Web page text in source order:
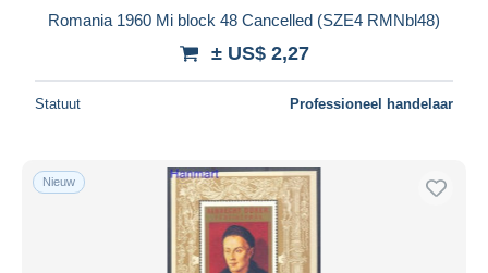
Romania 1960 Mi block 48 Cancelled (SZE4 RMNbl48)
± US$ 2,27
Statuut Professioneel handelaar
Nieuw